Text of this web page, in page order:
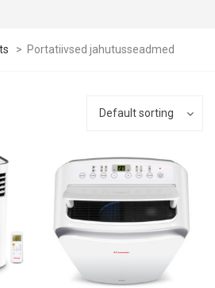
> Portatiivsed jahutusseadmed
Default sorting